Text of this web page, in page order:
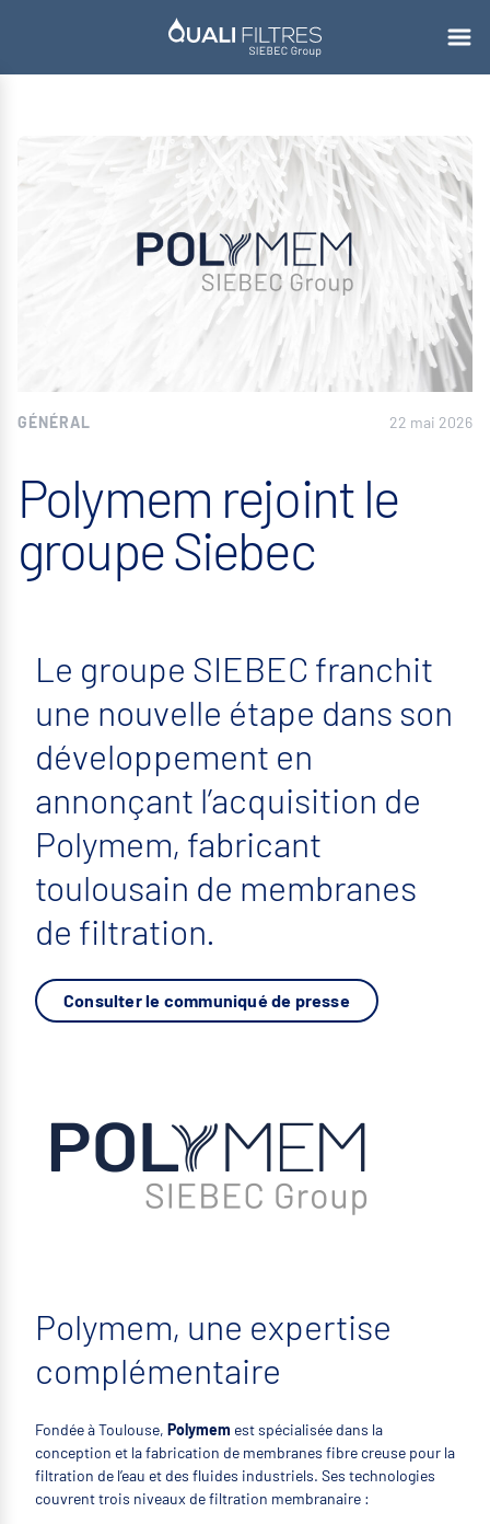
GÉNÉRAL 22 mai 2026
Polymem rejoint le
groupe Siebec
Le groupe SIEBEC franchit
une nouvelle étape dans son
développement en
annonçant l’acquisition de
Polymem, fabricant
toulousain de membranes
de filtration.
Consulter le communiqué de presse
Polymem, une expertise
complémentaire
Fondée à Toulouse, Polymem est spécialisée dans la
conception et la fabrication de membranes fibre creuse pour la
filtration de l’eau et des fluides industriels. Ses technologies
couvrent trois niveaux de filtration membranaire :